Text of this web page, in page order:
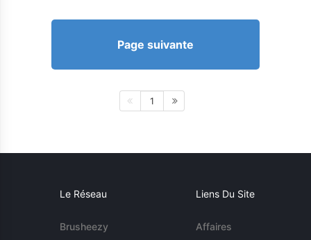
Page suivante
1
Le Réseau
Brusheezy
Liens Du Site
Affaires